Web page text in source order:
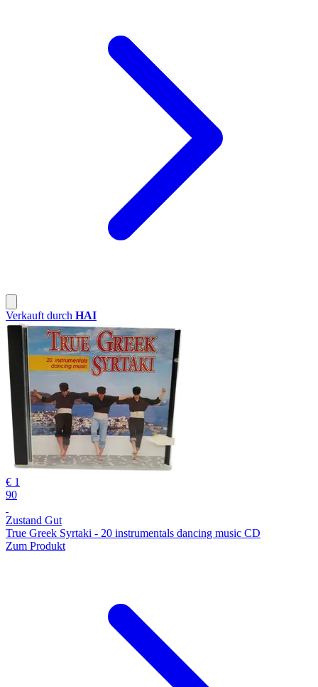
Verkauft durch HAI
€ 1
90
Zustand Gut
True Greek Syrtaki - 20 instrumentals dancing music CD
Zum Produkt